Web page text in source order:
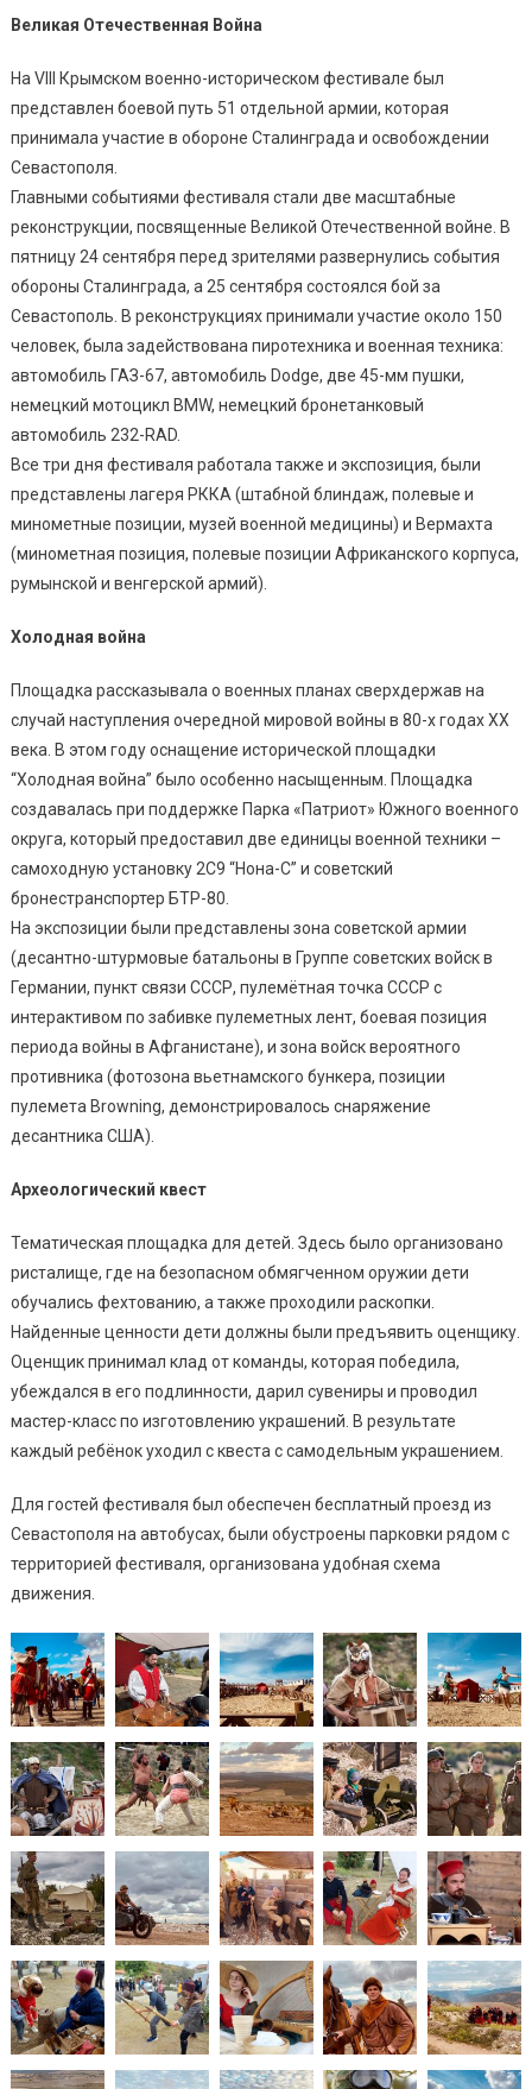
Великая Отечественная Война
На VIII Крымском военно-историческом фестивале был
представлен боевой путь 51 отдельной армии, которая
принимала участие в обороне Сталинграда и освобождении
Севастополя.
Главными событиями фестиваля стали две масштабные
реконструкции, посвященные Великой Отечественной войне. В
пятницу 24 сентября перед зрителями развернулись события
обороны Сталинграда, а 25 сентября состоялся бой за
Севастополь. В реконструкциях принимали участие около 150
человек, была задействована пиротехника и военная техника:
автомобиль ГАЗ-67, автомобиль Dodge, две 45-мм пушки,
немецкий мотоцикл BMW, немецкий бронетанковый
автомобиль 232-RAD.
Все три дня фестиваля работала также и экспозиция, были
представлены лагеря РККА (штабной блиндаж, полевые и
минометные позиции, музей военной медицины) и Вермахта
(минометная позиция, полевые позиции Африканского корпуса,
румынской и венгерской армий).
Холодная война
Площадка рассказывала о военных планах сверхдержав на
случай наступления очередной мировой войны в 80-х годах XX
века. В этом году оснащение исторической площадки
“Холодная война” было особенно насыщенным. Площадка
создавалась при поддержке Парка «Патриот» Южного военного
округа, который предоставил две единицы военной техники –
самоходную установку 2С9 “Нона-С” и советский
бронестранспортер БТР-80.
На экспозиции были представлены зона советской армии
(десантно-штурмовые батальоны в Группе советских войск в
Германии, пункт связи СССР, пулемётная точка СССР с
интерактивом по забивке пулеметных лент, боевая позиция
периода войны в Афганистане), и зона войск вероятного
противника (фотозона вьетнамского бункера, позиции
пулемета Browning, демонстрировалось снаряжение
десантника США).
Археологический квест
Тематическая площадка для детей. Здесь было организовано
ристалище, где на безопасном обмягченном оружии дети
обучались фехтованию, а также проходили раскопки.
Найденные ценности дети должны были предъявить оценщику.
Оценщик принимал клад от команды, которая победила,
убеждался в его подлинности, дарил сувениры и проводил
мастер-класс по изготовлению украшений. В результате
каждый ребёнок уходил с квеста с самодельным украшением.
Для гостей фестиваля был обеспечен бесплатный проезд из
Севастополя на автобусах, были обустроены парковки рядом с
территорией фестиваля, организована удобная схема
движения.